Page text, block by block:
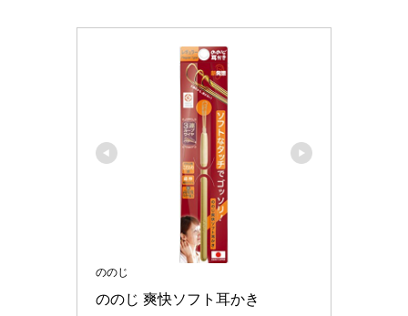
ののじ
ののじ 爽快ソフト耳かき